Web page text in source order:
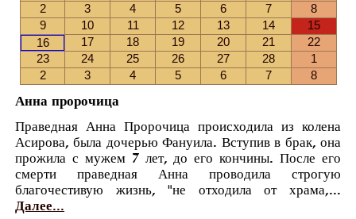
2
3 4 5 6 7
8
9
10 11 12 13 14
15
16
17 18 19 20 21
22
23
24 25 26 27 28
1
2
3 4 5 6 7 8
Анна пророчица
Праведная Анна Пророчица происходила из колена
Асирова, была дочерью Фануила. Вступив в брак, она
прожила с мужем 7 лет, до его кончины. После его
смерти праведная Анна проводила строгую
благочестивую жизнь, "не отходила от храма,...
Далее...